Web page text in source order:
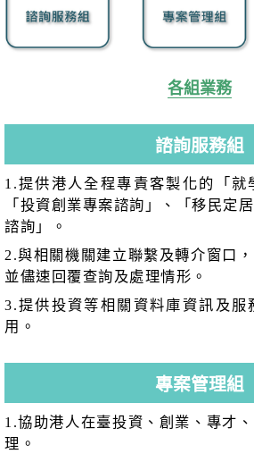
各組業務
諮詢服務組
1.提供港人全程專責客製化的「就
「投資創業專案諮詢」、「移民定
諮詢」。
2.與相關機關建立聯繫及轉介窗口
並儘速回覆查詢及處理情形。
3.提供投資等相關資料庫資訊及服
用。
專案管理組
1.協助港人在臺投資、創業、專才
理。